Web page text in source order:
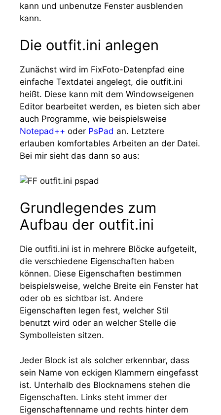
kann und unbenutze Fenster ausblenden
kann.
Die outfit.ini anlegen
Zunächst wird im FixFoto-Datenpfad eine
einfache Textdatei angelegt, die outfit.ini
heißt. Diese kann mit dem Windowseigenen
Editor bearbeitet werden, es bieten sich aber
auch Programme, wie beispielsweise
Notepad++ oder PsPad an. Letztere
erlauben komfortables Arbeiten an der Datei.
Bei mir sieht das dann so aus:
Grundlegendes zum
Aufbau der outfit.ini
Die outfiti.ini ist in mehrere Blöcke aufgeteilt,
die verschiedene Eigenschaften haben
können. Diese Eigenschaften bestimmen
beispielsweise, welche Breite ein Fenster hat
oder ob es sichtbar ist. Andere
Eigenschaften legen fest, welcher Stil
benutzt wird oder an welcher Stelle die
Symbolleisten sitzen.
Jeder Block ist als solcher erkennbar, dass
sein Name von eckigen Klammern eingefasst
ist. Unterhalb des Blocknamens stehen die
Eigenschaften. Links steht immer der
Eigenschaftenname und rechts hinter dem